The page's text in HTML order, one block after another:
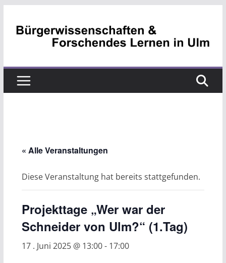
Inhalt
« Alle Veranstaltungen
Diese Veranstaltung hat bereits stattgefunden.
Projekttage „Wer war der
Schneider von Ulm?“ (1.Tag)
17 . Juni 2025 @ 13:00- 17:00